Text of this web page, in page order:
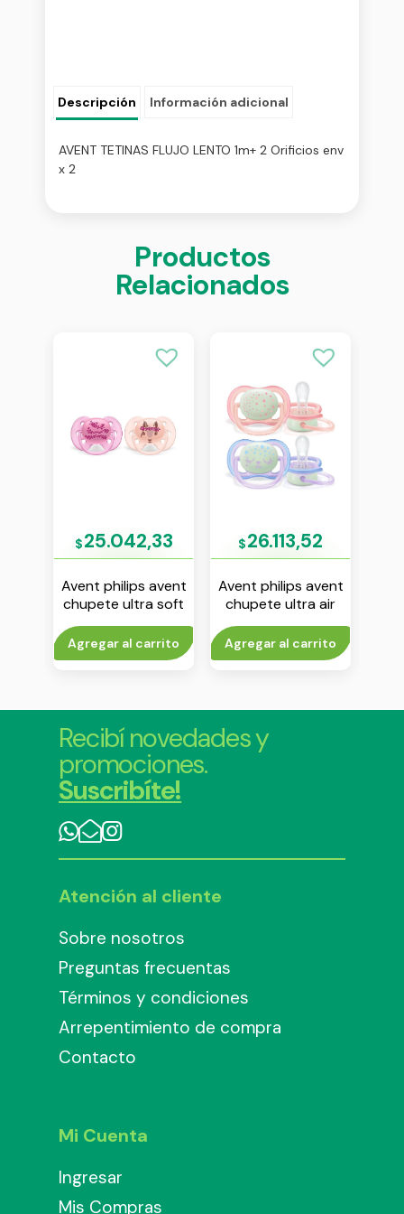
Descripción Información adicional
AVENT TETINAS FLUJO LENTO 1m+ 2 Orificios env
x 2
Productos
Relacionados
$25.042,33
Avent philips avent
chupete ultra soft
6-18 m nena env x 2
Agregar al carrito
$26.113,52
Avent philips avent
chupete ultra air
nightime 0-6 m
nena env x 2
Agregar al carrito
Recibí novedades y
promociones.
Suscribíte!
Atención al cliente
Sobre nosotros
Preguntas frecuentas
Términos y condiciones
Arrepentimiento de compra
Contacto
Mi Cuenta
Ingresar
Mis Compras